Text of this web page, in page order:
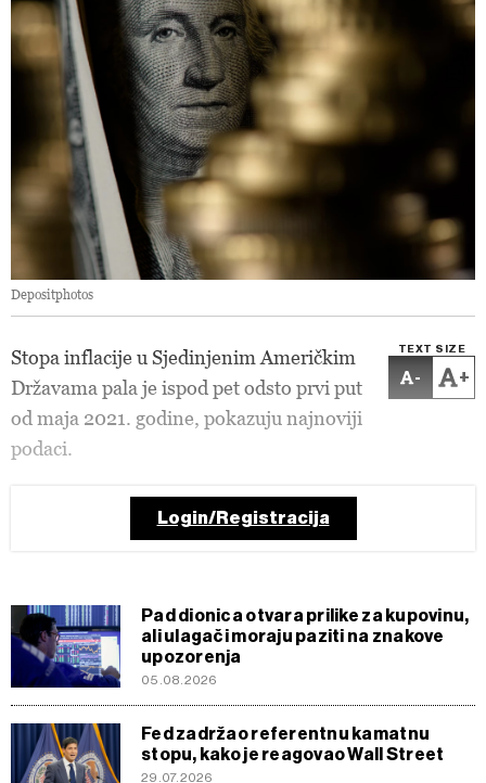
Depositphotos
TEXT SIZE
- +
Stopa inflacije u Sjedinjenim Američkim
Državama pala je ispod pet odsto prvi put
od maja 2021. godine, pokazuju najnoviji
podaci.
Login/Registracija
Pad dionica otvara prilike za kupovinu,
ali ulagači moraju paziti na znakove
upozorenja
05.08.2026
Fed zadržao referentnu kamatnu
stopu, kako je reagovao Wall Street
29.07.2026